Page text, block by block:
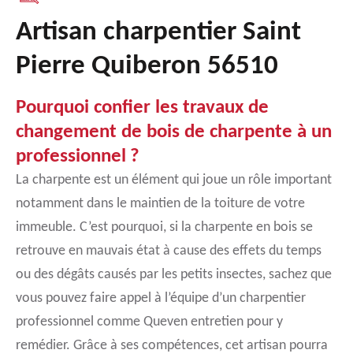
Artisan charpentier Saint
Pierre Quiberon 56510
Pourquoi confier les travaux de
changement de bois de charpente à un
professionnel ?
La charpente est un élément qui joue un rôle important
notamment dans le maintien de la toiture de votre
immeuble. C’est pourquoi, si la charpente en bois se
retrouve en mauvais état à cause des effets du temps
ou des dégâts causés par les petits insectes, sachez que
vous pouvez faire appel à l’équipe d’un charpentier
professionnel comme Queven entretien pour y
remédier. Grâce à ses compétences, cet artisan pourra